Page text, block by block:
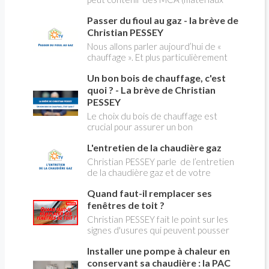
modification du système "heures
creuses" qui concerne près de 15
millions de Français !
panique, on fait le point dans notre
flash news n°3 spéciale Amiante et
ses dangers avec Christian Pessey
Passer du fioul au gaz - la brève de
Christian PESSEY
Nous allons parler aujourd’hui de «
chauffage ». Et plus particulièrement
aborder l’abandon du fioul au profit du
gaz.
Un bon bois de chauffage, c'est
quoi ? - La brève de Christian
PESSEY
Le choix du bois de chauffage est
crucial pour assurer un bon
l'impact environnemental. Mais
comment reconnaître un bois de
qualité ? Plusieurs critères entrent en
jeu : le type d'essence, le taux
d'humidité, la densité et la saison de
coupe.
L'entretien de la chaudière gaz
Christian PESSEY parle de l’entretien
de la chaudière gaz et de votre
avez un système par radiateurs ou un
plancher chauffant, qui sont alimentés
par une chaudière au gaz, vous devez
faire entretenir celle-ci une fois par
an, que vous soyez locataire ou
propriétaire occupant. C’est la même
chose pour un chauffe-bains au gaz.
Quand faut-il remplacer ses
fenêtres de toit ?
Christian PESSEY fait le point sur les
signes d'usures qui peuvent pousser
toit. En remplaçant vos fenêtre de toit
vous ferez des économies de
Installer une pompe à chaleur en
conservant sa chaudière : la PAC